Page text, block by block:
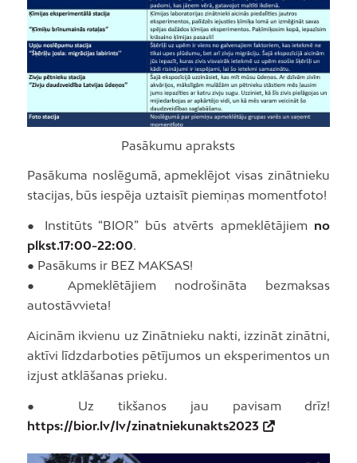
Pasākumu apraksts
Pasākuma noslēgumā, apmeklējot visas zinātnieku
stacijas, būs iespēja uztaisīt piemiņas momentfoto!
● Institūts “BIOR” būs atvērts apmeklētājiem no
plkst.17:00-22:00.
● Pasākums ir BEZ MAKSAS!
● Apmeklētājiem nodrošināta bezmaksas
autostāvvieta!
Aicinām ikvienu uz Zinātnieku nakti, izzināt zinātni,
aktīvi līdzdarboties pētījumos un eksperimentos un
izjust atklāšanas prieku.
● Uz tikšanos jau pavisam drīz!
https://bior.lv/lv/zinatniekunakts2023